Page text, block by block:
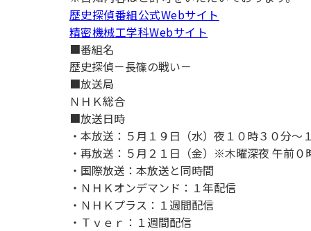
日本大学短期大学部（理工学部併
設・船橋校舎）
行きたい学科を選べる
歴史探偵番組公式Webサイト
精密機械工学科Webサイト
■番組名
歴史探偵－長篠の戦い－
■放送局
ＮＨＫ総合
■放送日時
・本放送：５月１９日（水）夜１０時３０分～
・再放送：５月２１日（金）※木曜深夜 午前
・国際放送：本放送と同時間
・ＮＨＫオンデマンド：１年配信
・ＮＨＫプラス：１週間配信
・Ｔｖｅｒ：１週間配信